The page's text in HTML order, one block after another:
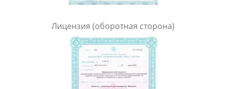
Лицензия (оборотная сторона)